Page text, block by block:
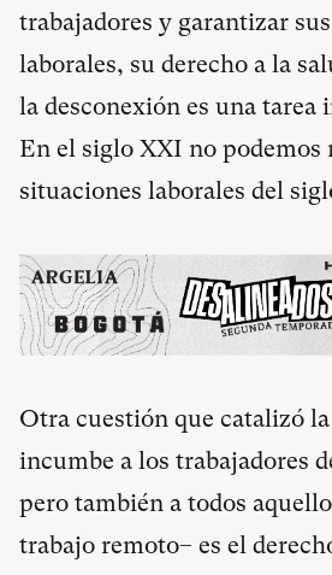
trabajadores y garantizar
laborales, su derecho a la
la desconexión es una tarea
En el siglo XXI no podemos
situaciones laborales del
Otra cuestión que catalizó
incumbe a los trabajadores
pero también a todos
trabajo remoto– es el